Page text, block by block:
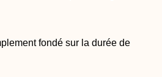
fondé sur la durée de